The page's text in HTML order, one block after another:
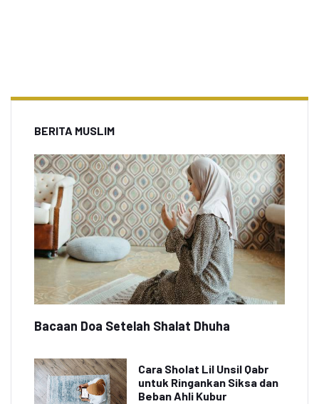
BERITA MUSLIM
Bacaan Doa Setelah Shalat Dhuha
Cara Sholat Lil Unsil Qabr
untuk Ringankan Siksa dan
Beban Ahli Kubur